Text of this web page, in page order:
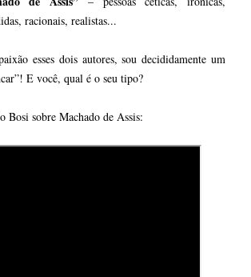
racionais, realistas...
esses dois autores, sou decididamente um
E você, qual é o seu tipo?
Bosi sobre Machado de Assis: